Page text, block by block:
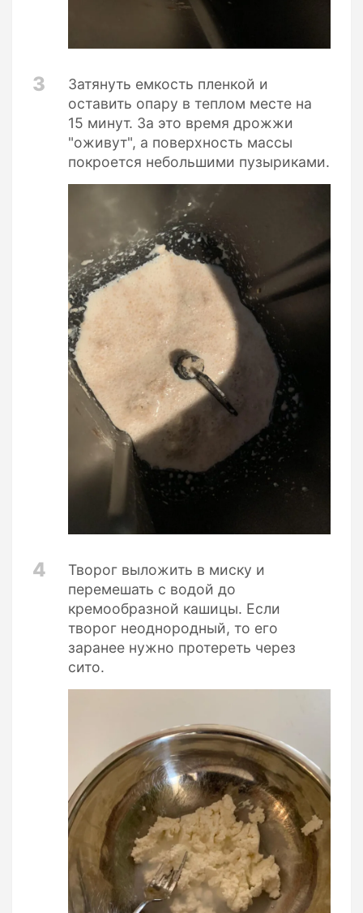
3
Затянуть емкость пленкой и
оставить опару в теплом месте на
15 минут. За это время дрожжи
"оживут", а поверхность массы
покроется небольшими пузыриками.
4
Творог выложить в миску и
перемешать с водой до
кремообразной кашицы. Если
творог неоднородный, то его
заранее нужно протереть через
сито.